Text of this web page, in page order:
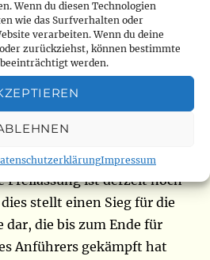
Wenn du diesen Technologien
wie das Surfverhalten oder
verarbeiten. Wenn du deine
zurückziehst, können bestimmte
werden.
Impressum
Dies führte
letzten Jahres nach
dem Staatsanwalt des
Makala-Gefängnis
er in den Genuss von
der Brief, der seine
in den Schubladen
desselben Gerichts.
Freilassung ist derzeit noch
stellt einen Sieg für die
dar, die bis zum Ende für
Anführers gekämpft hat